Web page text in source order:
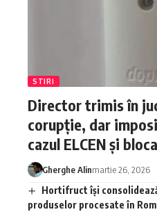
STIRI
Director trimis în
corupție, dar
cazul ELCEN și
Gherghe Alinmartie 26, 2026
Hortifruct își
produselor procesate în